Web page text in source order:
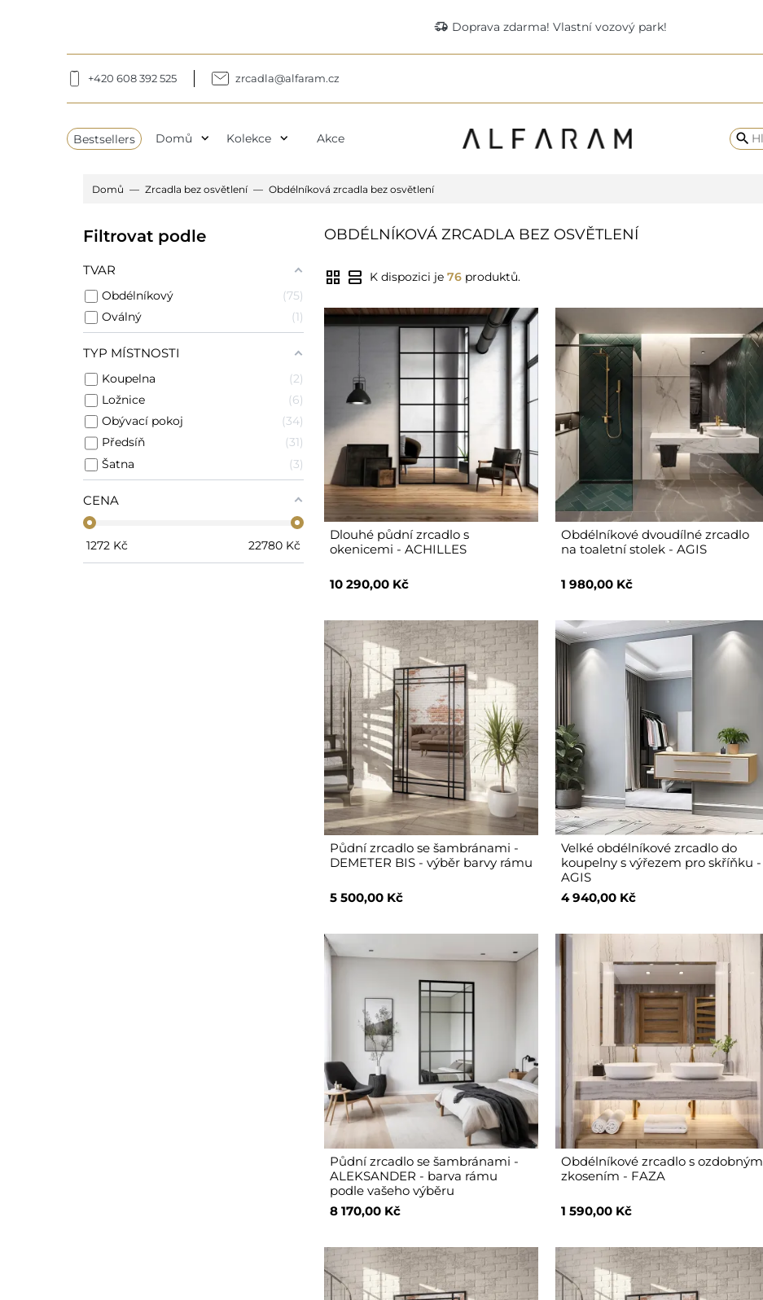
delivery_truck_speed Doprava zdarma! Vlastní vozový park!
+420 608 392 525 zrcadla@alfaram.cz
Bestsellers Domů expand_more Kolekce expand_more Akce search
Domů Zrcadla bez osvětlení Obdélníková zrcadla bez osvětlení
Filtrovat podle
TVAR
Obdélníkový
75
Oválný
1
TYP MÍSTNOSTI
Koupelna
2
Ložnice
6
Obývací pokoj
34
Předsíň
31
Šatna
3
CENA
1272 Kč 22780 Kč
OBDÉLNÍKOVÁ ZRCADLA BEZ OSVĚTLENÍ
grid_view view_agenda K dispozici je 76produktů.
Dlouhé půdní zrcadlo s
okenicemi - ACHILLES
10 290,00 Kč
Obdélníkové dvoudílné zrcadlo
na toaletní stolek - AGIS
1 980,00 Kč
Půdní zrcadlo se šambránami -
DEMETER BIS - výběr barvy rámu
5 500,00 Kč
Velké obdélníkové zrcadlo do
koupelny s výřezem pro skříňku -
AGIS
4 940,00 Kč
Půdní zrcadlo se šambránami -
ALEKSANDER - barva rámu
podle vašeho výběru
8 170,00 Kč
Obdélníkové zrcadlo s ozdobným
zkosením - FAZA
1 590,00 Kč